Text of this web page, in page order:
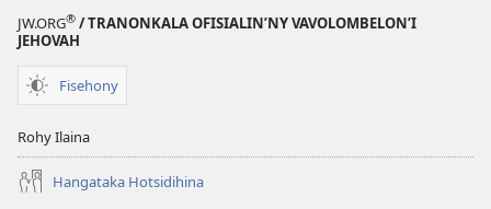
JW.ORG® / TRANONKALA OFISIALIN’NY VAVOLOMBELON’I
JEHOVAH
Fisehony
Rohy Ilaina
Hangataka Hotsidihina